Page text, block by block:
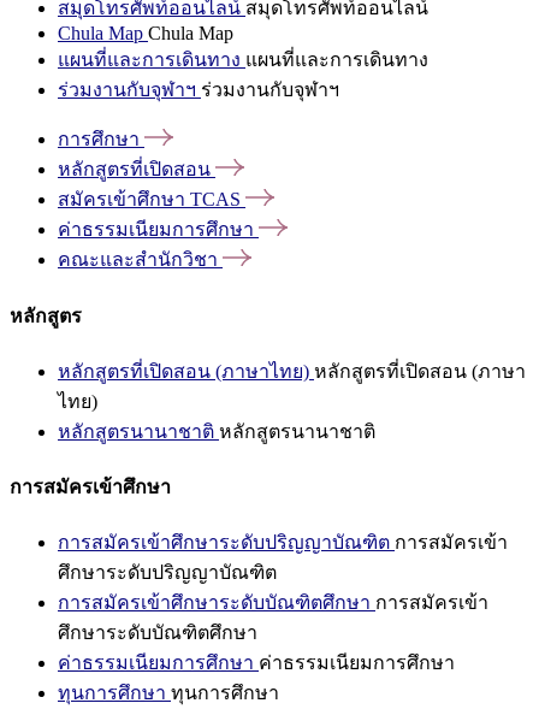
สมุดโทรศัพท์ออนไลน์ สมุดโทรศัพท์ออนไลน์
Chula Map Chula Map
แผนที่และการเดินทาง แผนที่และการเดินทาง
ร่วมงานกับจุฬาฯ ร่วมงานกับจุฬาฯ
การศึกษา
หลักสูตรที่เปิดสอน
สมัครเข้าศึกษา TCAS
ค่าธรรมเนียมการศึกษา
คณะและสำนักวิชา
หลักสูตร
หลักสูตรที่เปิดสอน (ภาษาไทย) หลักสูตรที่เปิดสอน (ภาษา
ไทย)
หลักสูตรนานาชาติ หลักสูตรนานาชาติ
การสมัครเข้าศึกษา
การสมัครเข้าศึกษาระดับปริญญาบัณฑิต การสมัครเข้า
ศึกษาระดับปริญญาบัณฑิต
การสมัครเข้าศึกษาระดับบัณฑิตศึกษา การสมัครเข้า
ศึกษาระดับบัณฑิตศึกษา
ค่าธรรมเนียมการศึกษา ค่าธรรมเนียมการศึกษา
ทุนการศึกษา ทุนการศึกษา